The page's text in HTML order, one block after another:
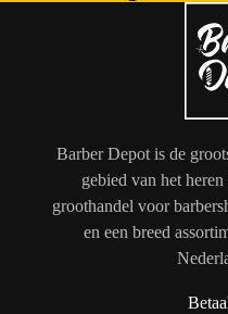
Barber Depot is de
gebied van het
groothandel voor
en een breed